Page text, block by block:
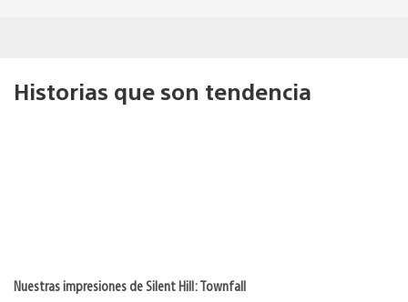
Historias que son tendencia
Nuestras impresiones de Silent Hill: Townfall